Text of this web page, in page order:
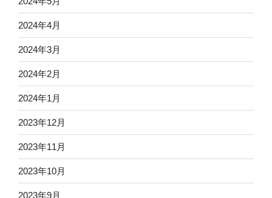
2024年4月
2024年3月
2024年2月
2024年1月
2023年12月
2023年11月
2023年10月
2023年9月